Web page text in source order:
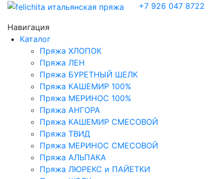
+7 926 047 8722
Навигация
Каталог
Пряжа ХЛОПОК
Пряжа ЛЕН
Пряжа БУРЕТНЫЙ ШЕЛК
Пряжа КАШЕМИР 100%
Пряжа МЕРИНОС 100%
Пряжа АНГОРА
Пряжа КАШЕМИР СМЕСОВОЙ
Пряжа ТВИД
Пряжа МЕРИНОС СМЕСОВОЙ
Пряжа АЛЬПАКА
Пряжа ЛЮРЕКС и ПАЙЕТКИ